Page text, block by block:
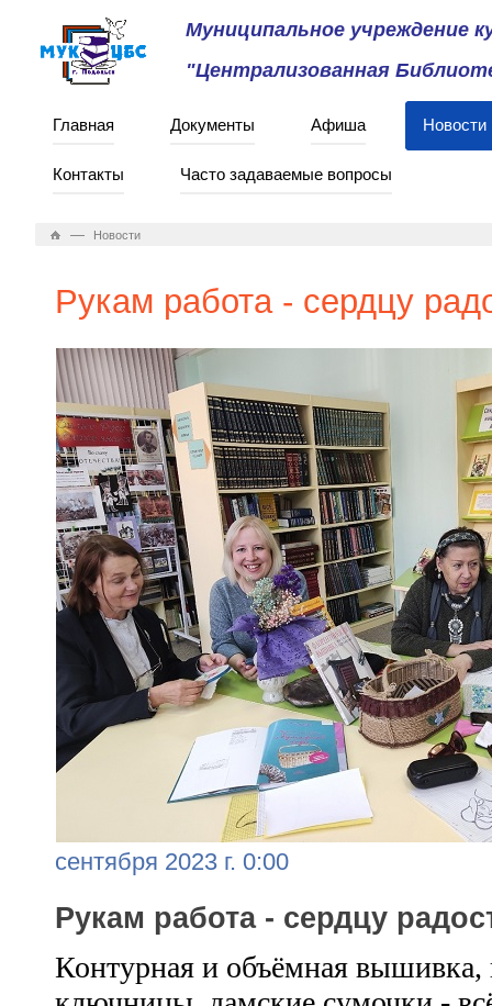
Муниципальное учреждение
"Централизованная
Главная Документы Афиша Новости
Контакты Часто задаваемые вопросы
— Новости
Рукам работа - сердцу
сентября 2023 г. 0:00
Рукам работа - сердцу
Контурная и объёмная вышивка,